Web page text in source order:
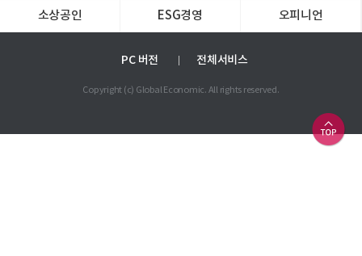
소상공인 ESG경영 오피니언
PC 버전 전체서비스
Copyright (c) Global Economic. All rights reserved.